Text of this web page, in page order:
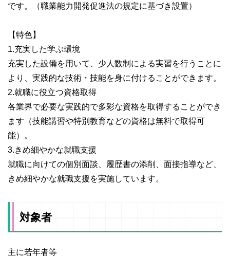
です。（職業能力開発促進法の規定に基づき設置）
【特色】
1.充実した学ぶ環境
充実した設備を用いて、少人数制による実習を行うことに
より、実践的な技術・技能を身に付けることができます。
2.就職に役立つ資格取得
各業界で必要な実践的で多彩な資格を取得することができ
ます（技能講習や特別教育などの資格は無料で取得可
能）。
3.きめ細やかな就職支援
就職に向けての個別面談、履歴書の添削、面接指導など、
きめ細やかな就職支援を実施しています。
対象者
主に若年者等